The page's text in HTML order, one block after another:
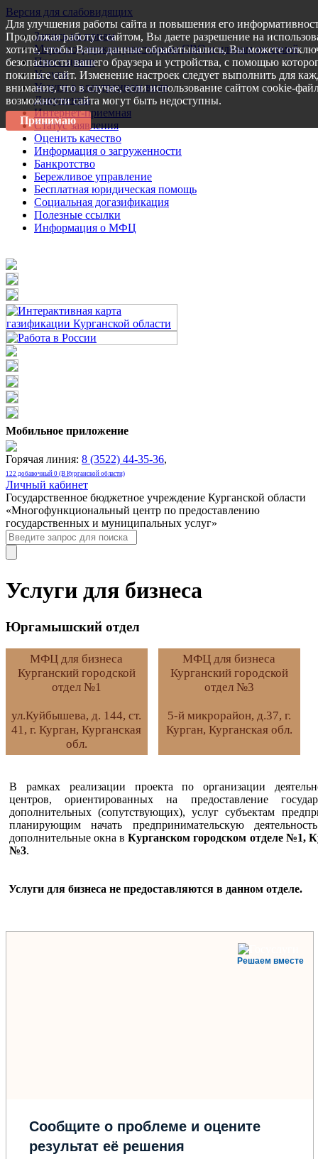
Версия для слабовидящих
Запись на прием
Меры поддержки участникам СВО и членам их семей
Пресс-центр
Услуги
Услуги в электронном виде
Документы
Интернет-приемная
Статус заявления
Оценить качество
Информация о загруженности
Банкротство
Бережливое управление
Бесплатная юридическая помощь
Социальная догазификация
Полезные ссылки
Информация о МФЦ
Мобильное приложение
Горячая линия: 8 (3522) 44-35-36,
122 добавочный 0 (В Курганской области)
Личный кабинет
Государственное бюджетное учреждение Курганской области
«Многофункциональный центр по предоставлению
государственных и муниципальных услуг»
Услуги для бизнеса
Юргамышский отдел
МФЦ для бизнеса
Курганский городской
отдел №1
ул.Куйбышева, д. 144, ст.
41, г. Курган, Курганская
обл.
МФЦ для бизнеса
Курганский городской
отдел №3
5-й микрорайон, д.37, г.
Курган, Курганская обл.
В рамках реализации проекта по организации
центров, ориентированных на предоставление
дополнительных (сопутствующих), услуг субъектам
планирующим начать предпринимательскую
дополнительные окна вКурганском городском отделе №1,
№3.
Услуги для бизнеса не предоставляются в данном отделе.
Решаем вместе
Сообщите о проблеме и оцените
результат её решения
Для улучшения работы сайта и повышения его
Продолжая работу с сайтом, Вы даете разрешение на
хотите, чтобы Ваши данные обрабатывались, Вы можете
безопасности вашего браузера и устройства, с помощью
покиньте сайт. Изменение настроек следует выполнить для
внимание, что в случае, если использование сайтом cookie-
возможности сайта могут быть недоступны.
Принимаю